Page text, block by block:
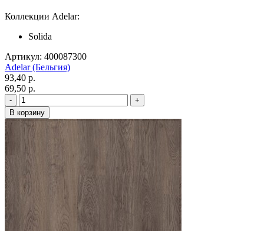
Коллекции Adelar:
Solida
Артикул: 400087300
Adelar (Бельгия)
93,40 p.
69,50 p.